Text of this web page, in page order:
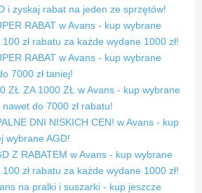
i zyskaj rabat na jeden ze sprzętów!
RABAT w Avans - kup wybrane
zł rabatu za każde wydane 1000 zł!
RABAT w Avans - kup wybrane
7000 zł taniej!
ZŁ ZA 1000 ZŁ w Avans - kup wybrane
do 7000 zł rabatu!
DNI NISKICH CEN! w Avans - kup
wybrane AGD!
Z RABATEM w Avans - kup wybrane
zł rabatu za każde wydane 1000 zł!
na pralki i suszarki - kup jeszcze